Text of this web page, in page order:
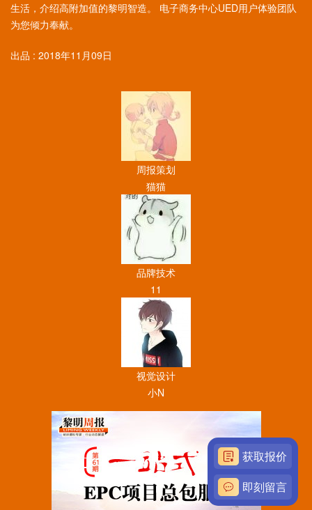
生活，介绍高附加值的黎明智造。 电子商务中心UED用户体验团队
为您倾力奉献。
出品 : 2018年11月09日
周报策划
猫猫
品牌技术
11
视觉设计
小N
获取报价
即刻留言